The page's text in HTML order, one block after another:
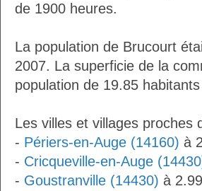
de 1900 heures.
La population de Brucourt
2007. La superficie de la
population de 19.85 habitants
Les villes et villages proches
- Périers-en-Auge (14160) à
- Cricqueville-en-Auge
- Goustranville (14430) à